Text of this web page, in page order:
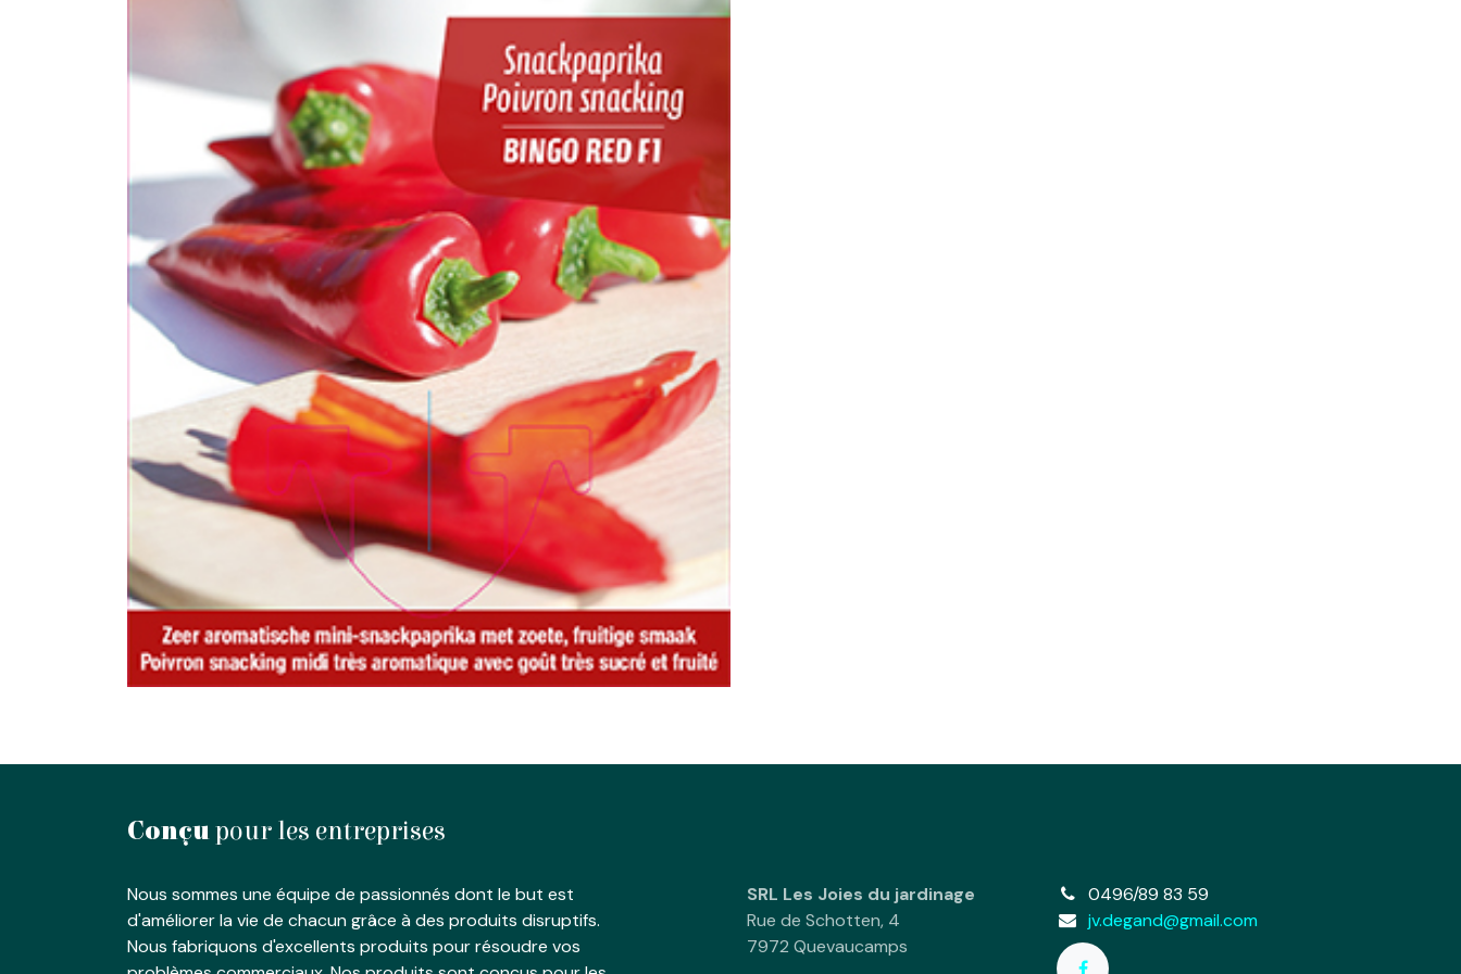
Conçupour les entreprises
Nous sommes une équipe de passionnés dont le but est
d'améliorer la vie de chacun grâce à des produits disruptifs.
Nous fabriquons d'excellents produits pour résoudre vos
SRL Les Joies du jardinage
Rue de Schotten, 4
7972 Quevaucamps
0496/89 83 59
jv.degand@gmail.com